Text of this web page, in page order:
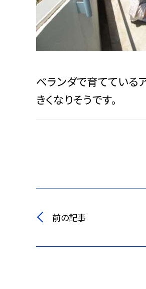
ベランダで育てている
きくなりそうです。
前の記事